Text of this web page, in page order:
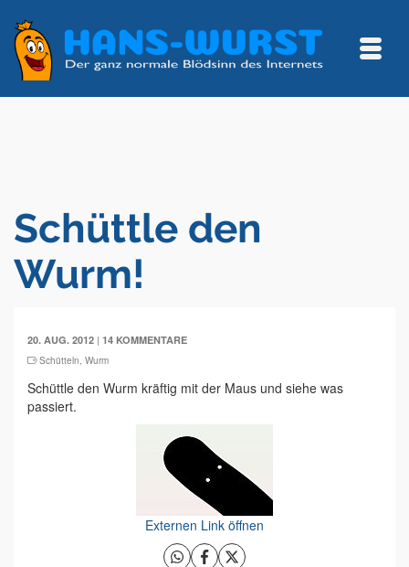
Schüttle den
Wurm!
20. AUG. 2012 | 14 KOMMENTARE
Schütteln, Wurm
Schüttle den Wurm kräftig mit der Maus und siehe was
passiert.
Externen Link öffnen